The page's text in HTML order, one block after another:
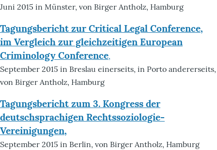
Juni 2015 in Münster, von Birger Antholz, Hamburg
Tagungsbericht zur Critical Legal Conference,
im Vergleich zur gleichzeitigen European
Criminology Conference,
September 2015 in Breslau einerseits, in Porto andererseits,
von Birger Antholz, Hamburg
Tagungsbericht zum 3. Kongress der
deutschsprachigen Rechtssoziologie-
Vereinigungen,
September 2015 in Berlin, von Birger Antholz, Hamburg